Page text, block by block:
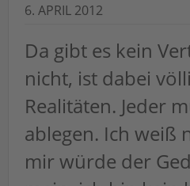
6. APRIL 2012
Da gibt es kein
nicht, ist dabei
Realitäten. Jeder
ablegen. Ich weiß
mir würde der